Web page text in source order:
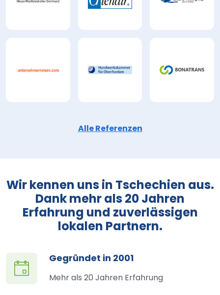
Alle Referenzen
Wir kennen uns in Tschechien aus.
Dank mehr als 20 Jahren
Erfahrung und zuverlässigen
lokalen Partnern.
Gegründet in 2001
Mehr als 20 Jahren Erfahrung